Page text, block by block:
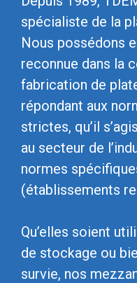
spécialiste de la
Nous possédons
reconnue dans la
fabrication de
répondant aux
strictes, qu’il
au secteur de
normes
(établissements
Qu’elles soient
de stockage ou
survie, nos